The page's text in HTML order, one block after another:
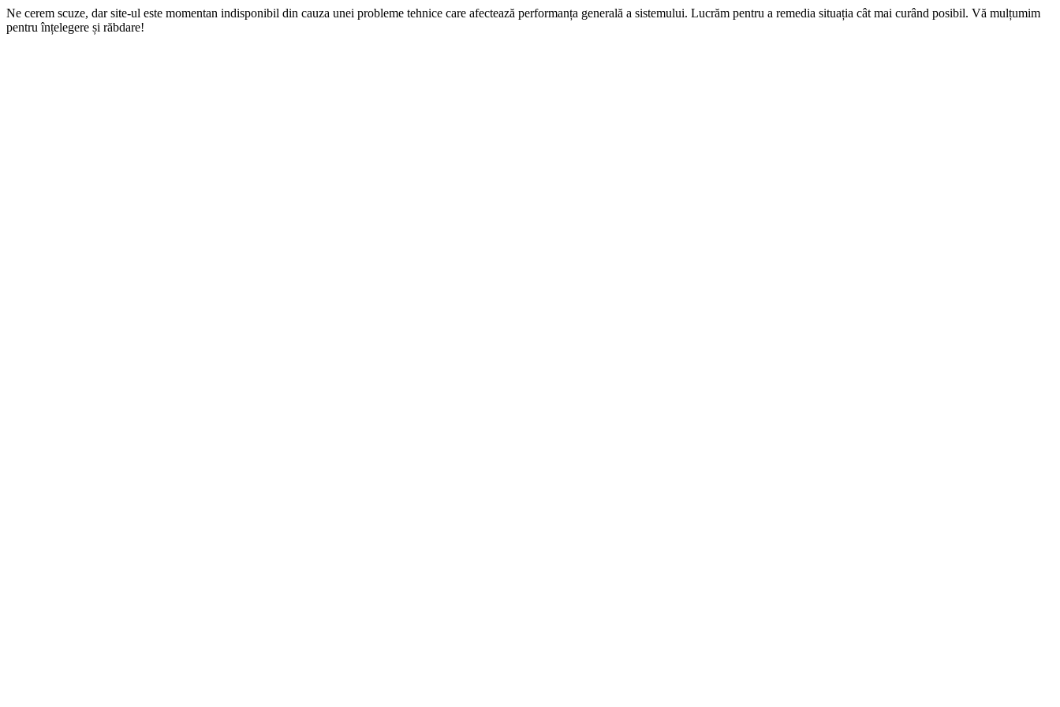
Ne cerem scuze, dar site-ul este momentan indisponibil din cauza unei probleme tehnice care afectează performanța generală a sistemului. Lucrăm pentru a remedia situația cât mai curând posibil. Vă mulțumim
pentru înțelegere și răbdare!